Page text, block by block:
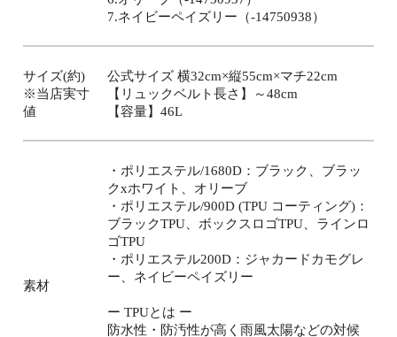
7.ネイビーペイズリー（-14750938）
サイズ(約)
※当店実寸
値
公式サイズ 横32cm×縦55cm×マチ22cm
【リュックベルト長さ】～48cm
【容量】46L
素材
・ポリエステル/1680D：ブラック、ブラッ
クxホワイト、オリーブ
・ポリエステル/900D (TPU コーティング)：
ブラックTPU、ボックスロゴTPU、ラインロ
ゴTPU
・ポリエステル200D：ジャカードカモグレ
ー、ネイビーペイズリー
ー TPUとは ー
防水性・防汚性が高く雨風太陽などの対候